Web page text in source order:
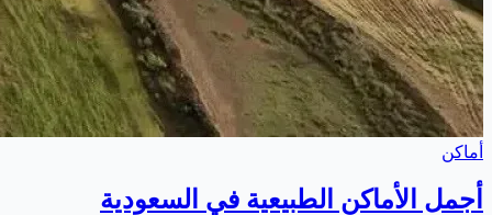
أماكن
أجمل الأماكن الطبيعية في السعودية